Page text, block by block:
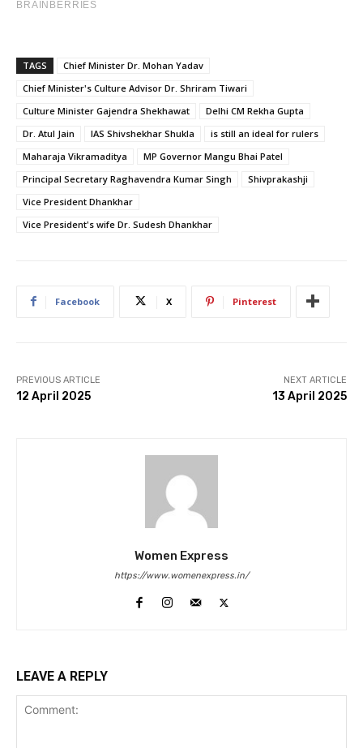
TAGS
Chief Minister Dr. Mohan Yadav
Chief Minister's Culture Advisor Dr. Shriram Tiwari
Culture Minister Gajendra Shekhawat
Delhi CM Rekha Gupta
Dr. Atul Jain
IAS Shivshekhar Shukla
is still an ideal for rulers
Maharaja Vikramaditya
MP Governor Mangu Bhai Patel
Principal Secretary Raghavendra Kumar Singh
Shivprakashji
Vice President Dhankhar
Vice President's wife Dr. Sudesh Dhankhar
Facebook X Pinterest
PREVIOUS ARTICLE
12 April 2025
NEXT ARTICLE
13 April 2025
Women Express
https://www.womenexpress.in/
LEAVE A REPLY